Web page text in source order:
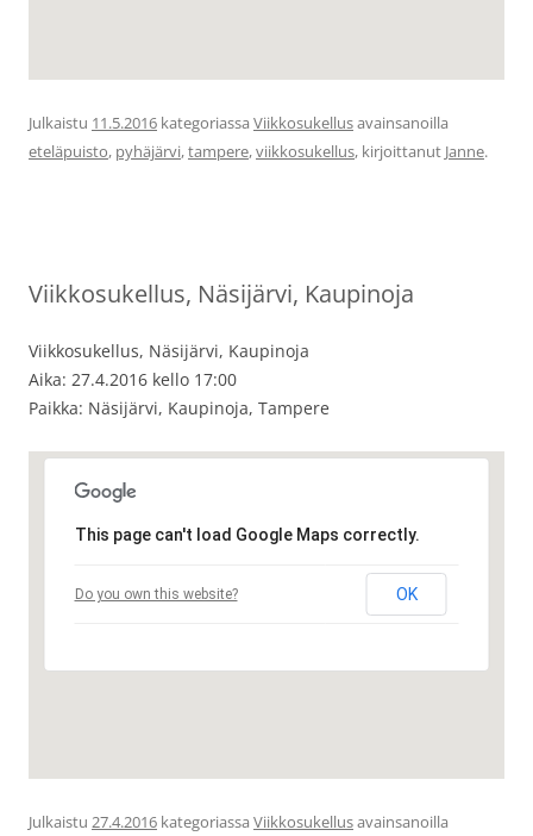
Julkaistu 11.5.2016 kategoriassa Viikkosukellusavainsanoilla
eteläpuisto, pyhäjärvi,tampere,viikkosukellus, kirjoittanut Janne.
Viikkosukellus, Näsijärvi, Kaupinoja
Viikkosukellus, Näsijärvi, Kaupinoja
Aika: 27.4.2016 kello 17:00
Paikka: Näsijärvi, Kaupinoja, Tampere
This page can't load Google Maps correctly.
Do you own this website? OK
Julkaistu 27.4.2016 kategoriassa Viikkosukellusavainsanoilla